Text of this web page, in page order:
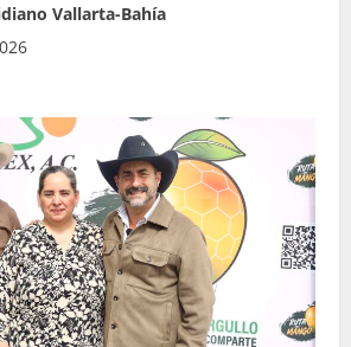
Vallarta-Bahía